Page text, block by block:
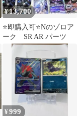
¥13,700
⭐️即購入可⭐️Nのゾロア
ーク SR AR パーツ
¥999